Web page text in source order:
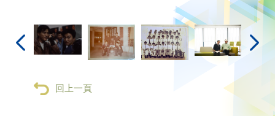
回上一頁